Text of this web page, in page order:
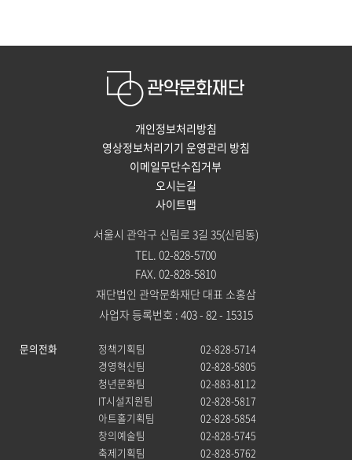
개인정보처리방침
영상정보처리기기 운영관리 방침
이메일무단수집거부
오시는길
사이트맵
서울시 관악구 신림로 3길 35(신림동)
TEL. 02-828-5700
FAX. 02-828-5810
재단법인 관악문화재단 대표 소홍삼
사업자 등록번호 : 403 - 82 - 15315
문의전화 정책기획팀
02-828-5714
경영혁신팀
02-828-5805
청년문화팀
02-883-8112
IT시설지원팀
02-828-5817
아트홀기획팀
02-828-5854
창의예술팀
02-828-5745
축제기획팀
02-828-5762